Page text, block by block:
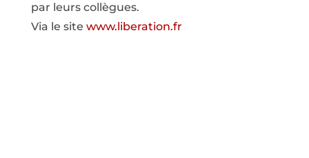
par leurs collègues.
Via le site www.liberation.fr